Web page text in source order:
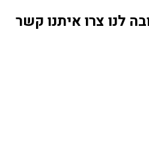
לנו צרו איתנו קשר